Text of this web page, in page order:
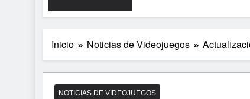
Inicio Noticias de Videojuegos
NOTICIAS DE VIDEOJUEGOS